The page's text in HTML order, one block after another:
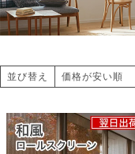
並び替え 価格が安い順